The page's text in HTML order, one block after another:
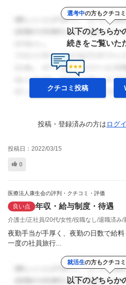
選考中の方もクチコ
以下のどちらか
続きをご覧いた
クチコミ投稿
投稿・登録済みの方はログ
投稿日： 2022/03/15
0
医療法人康生会の評判・クチコミ・評価
良い点 年収・給与制度・待遇
介護士 正社員 20代 女性 役職なし 退職済み
夜勤手当が手厚く、夜勤の日数で給
一度の社員旅行...
就活生の方もクチコ
以下のどちらか